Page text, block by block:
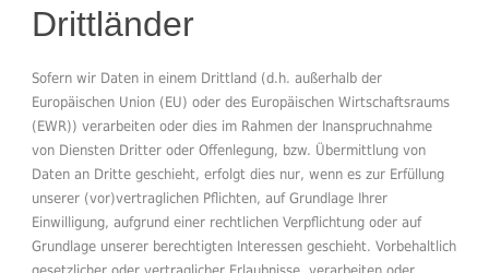
Drittländer
Sofern wir Daten in einem Drittland (d.h. außerhalb der
Europäischen Union (EU) oder des Europäischen Wirtschaftsraums
(EWR)) verarbeiten oder dies im Rahmen der Inanspruchnahme
von Diensten Dritter oder Offenlegung, bzw. Übermittlung von
Daten an Dritte geschieht, erfolgt dies nur, wenn es zur Erfüllung
unserer (vor)vertraglichen Pflichten, auf Grundlage Ihrer
Einwilligung, aufgrund einer rechtlichen Verpflichtung oder auf
Grundlage unserer berechtigten Interessen geschieht. Vorbehaltlich